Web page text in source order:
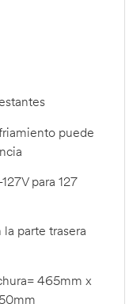
puede
para 127
parte trasera
465mm x